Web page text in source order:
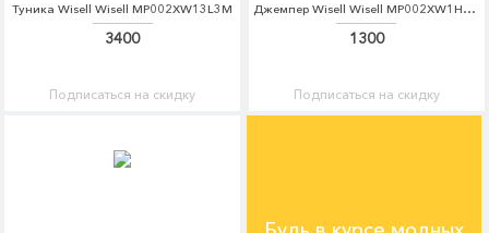
Туника Wisell Wisell MP002XW13L3M
3400
Подписаться на скидку
Джемпер Wisell Wisell MP002XW1HMN5
1300
Подписаться на скидку